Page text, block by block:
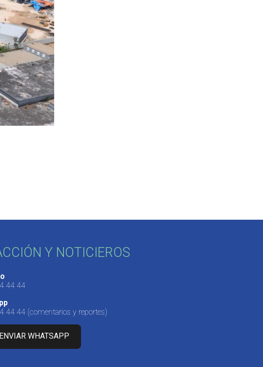
Y NOTICIEROS
44 44
44 44 (comentarios y reportes)
ENVIAR WHATSAPP